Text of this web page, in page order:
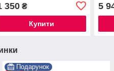
350₴
Купити
5
Подарунок